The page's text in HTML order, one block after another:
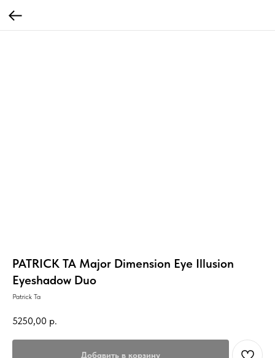
PATRICK TA Major Dimension Eye Illusion
Eyeshadow Duo
Patrick Ta
5250,00 р.
Добавить в корзину